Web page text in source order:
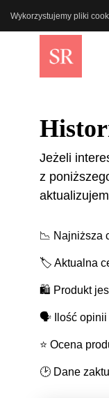
Wykorzystujemy pliki
Jeżeli
z
📉 Najniższa
🏷️ Aktualna
🛍️ Produkt
🗣️ Ilość
⭐️ Ocena
🕑 Dane